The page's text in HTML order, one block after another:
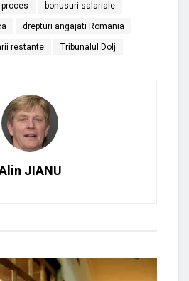
bonusuri salariale
drepturi angajati Romania
restante Tribunalul Dolj
JIANU